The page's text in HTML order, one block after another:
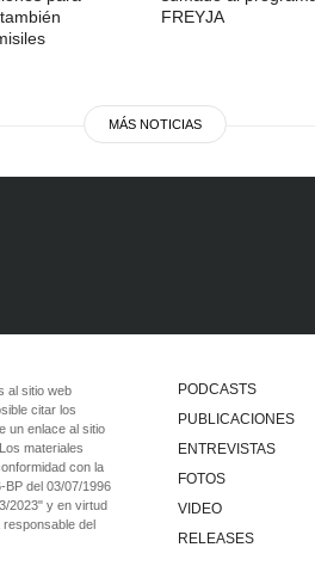
FREYJA
MÁS NOTICIAS
PODCASTS
PUBLICACIONES
ENTREVISTAS
FOTOS
VIDEO
RELEASES
al sitio web
citar los
un enlace al sitio
materiales
con la
ВР del 03/07/1996
2023" y en virtud
del